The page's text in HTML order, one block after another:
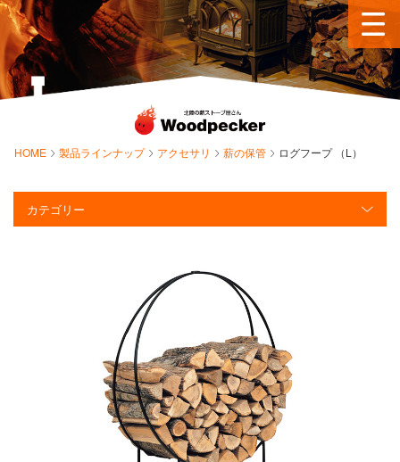
HOME 製品ラインナップ アクセサリ 薪の保管 ログフープ （L）
カテゴリー